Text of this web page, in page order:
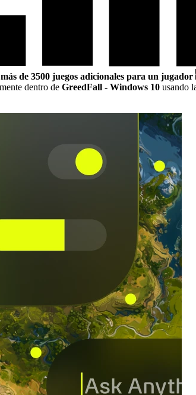
más de 3500 juegos adicionales para un jugador
dentro de GreedFall - Windows 10 usando